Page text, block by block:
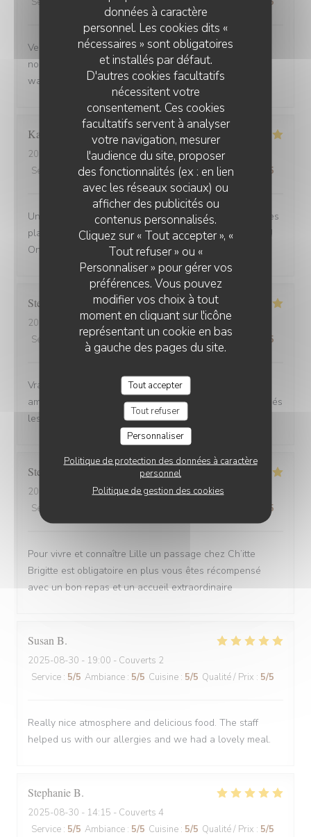
données à caractère
personnel. Les cookies dits «
nécessaires » sont obligatoires
et installés par défaut.
D'autres cookies facultatifs
nécessitent votre
consentement. Ces cookies
facultatifs servent à analyser
votre navigation, mesurer
l'audience du site, proposer
des fonctionnalités (ex : en lien
avec les réseaux sociaux) ou
afficher des publicités ou
contenus personnalisés.
Cliquez sur « Tout accepter », «
Tout refuser » ou «
Personnaliser » pour gérer vos
préférences. Vous pouvez
modifier vos choix à tout
moment en cliquant sur l'icône
représentant un cookie en bas
à gauche des pages du site.
Tout accepter
Tout refuser
Personnaliser
Politique de protection des données à caractère
personnel
Politique de gestion des cookies
Venue avec des amis de Belfort.super bien accueillis,
nous avons beaucoup apprécié la carbonade et le
waterzoi de poissons Nous reviendrons
Karine
2025-08-30
- 21:15 - Couverts 4
Service
/5 Ambiance: 5/5 Cuisine :5/5 Qualité / Prix /5
Une adresse a absolument découvrir ! Une ambiance,des
plats tous délicieux,un personnel attentionné et réactif !!
On reviendra....
Stefano
2025-08-30
- 12:00 - Couverts 6
Service
/5 Ambiance: 5 /5 Cuisine: 5/5 Qualité / Prix /5
Vrai Estaminet du Nord, nourriture excellente, uste a
ameillorer le rytme de sortie des plats, pas tjs coordonnés
les frites avec les plats principaux.
Stefan
2025-08-30
- 21:15 - Couverts 2
Service
/5
Pour vivre et connaître Lille un passage chez Ch’itte
Brigitte est obligatoire en plus vous êtes récompensé
avec un bon repas et un accueil extraordinaire
Susan B
2025-08-30 - 19:00 - Couverts 2
Service : 5/5 Ambiance : 5/5 Cuisine : 5/5 Qualité / Prix : 5/5
Really nice atmosphere and delicious food. The staff
helped us with our allergies and we had a lovely meal.
StephanieB
2025-08-30 - 14:15 - Couverts 4
Service : 5/5 Ambiance : 5/5 Cuisine : 5/5 Qualité / Prix : 5/5